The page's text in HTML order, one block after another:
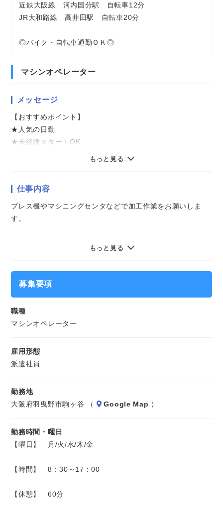
近鉄大阪線 河内国分駅 自転車12分
JR大和路線 高井田駅 自転車20分
◎バイク・自転車通勤ＯＫ◎
マシンオペレーター
メッセージ
【おすすめポイント】
★人気の日勤
★未経験スタートOK
気になることやご質問はお問い合わせだけも大歓迎☆彡
ご応募心よりお待ちしております（・ω・）ノ
もっと見る
仕事内容
プレス機やマシニングセンタなどで加工作業をお願いしま
す。
機械へセットして加工後の製品を取り出し、仕上げに拭き上
軽金属を扱っているため重量物はありません。
もっと見る
募集要項
職種
マシンオペレーター
雇用形態
派遣社員
勤務地
大阪府羽曳野市駒ヶ谷 （
Google Map ）
勤務時間・曜日
【曜日】 月/火/水/木/金
【時間】 8：30～17：00
【休憩】 60分